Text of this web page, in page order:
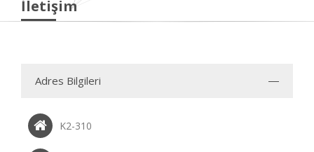
İletişim
Adres Bilgileri
K2-310